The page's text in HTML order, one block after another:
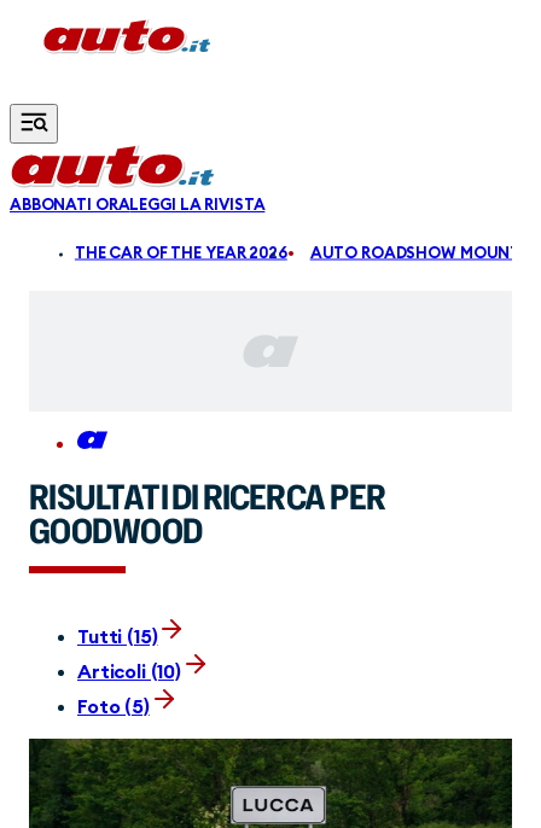
Vai al contenuto principale
ABBONATI ORALEGGI LA RIVISTA
THE CAR OF THE YEAR 2026 AUTO ROADSHOW
RISULTATI DI RICERCA PER
GOODWOOD
Tutti (15)
Articoli (10)
Foto (5)